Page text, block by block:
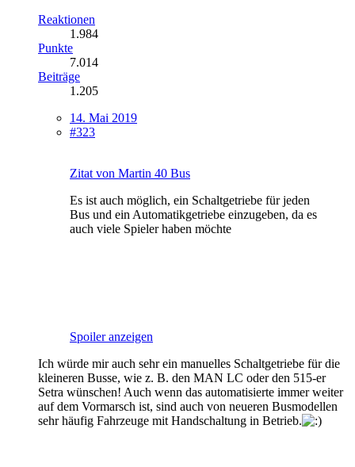
Reaktionen
1.984
Punkte
7.014
Beiträge
1.205
14. Mai 2019
#323
Zitat von Martin 40 Bus
Es ist auch möglich, ein Schaltgetriebe für jeden
Bus und ein Automatikgetriebe einzugeben, da es
auch viele Spieler haben möchte
Spoiler anzeigen
Ich würde mir auch sehr ein manuelles Schaltgetriebe für die
kleineren Busse, wie z. B. den MAN LC oder den 515-er
Setra wünschen! Auch wenn das automatisierte immer weiter
auf dem Vormarsch ist, sind auch von neueren Busmodellen
sehr häufig Fahrzeuge mit Handschaltung in Betrieb.